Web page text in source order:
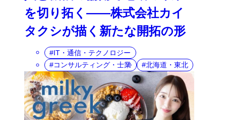
を切り拓く――株式会社カイ
タクシが描く新たな開拓の形
IT・通信・テクノロジー
コンサルティング・士業
北海道・東北